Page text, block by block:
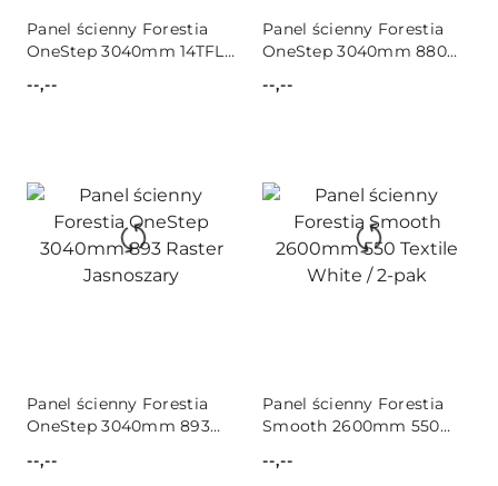
Panel ścienny Forestia
OneStep 3040mm 14TFL
Cena:
--,--
Panel ścienny Forestia
OneStep 3040mm 880
Cena:
--,--
Panel ścienny Forestia
OneStep 3040mm 893
Cena:
--,--
Panel ścienny Forestia
Smooth 2600mm 550
Cena:
--,--